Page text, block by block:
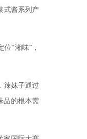
式酱系列产
“湘味”，
辣妹子通过
品的根本需